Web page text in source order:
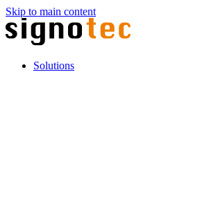
Skip to main content
Solutions